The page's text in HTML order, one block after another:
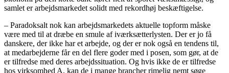
samlet er arbejdsmarkedet solidt med rekordhøj beskæftigelse.
– Paradoksalt nok kan arbejdsmarkedets aktuelle topform måske
være med til at dræbe en smule af iværksætterlysten. Der er jo få
danskere, der ikke har et arbejde, og der er nok også en tendens til,
at medarbejderne får en del flere goder med i posen, som gør, at de
er tilfredse med deres arbejdssituation. Og hvis ikke de er tilfredse
hos virksomhed A, kan de i mange brancher rimelig nemt søge